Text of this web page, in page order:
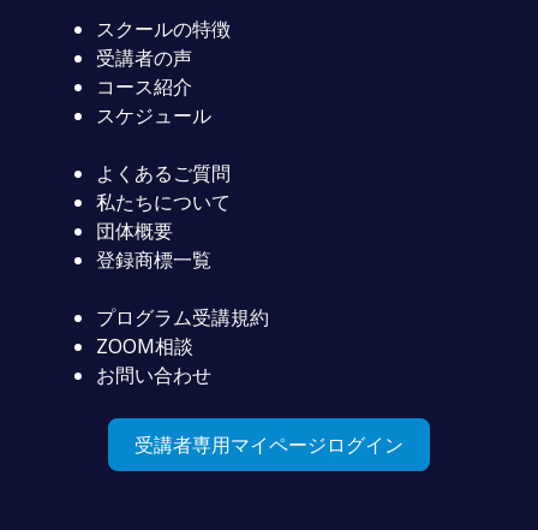
スクールの特徴
受講者の声
コース紹介
スケジュール
よくあるご質問
私たちについて
団体概要
登録商標一覧
プログラム受講規約
ZOOM相談
お問い合わせ
受講者専用マイページログイン